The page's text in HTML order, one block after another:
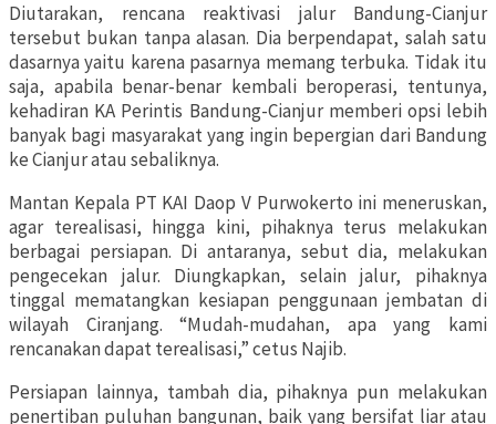
Diutarakan, rencana reaktivasi jalur Bandung-Cianjur
tersebut bukan tanpa alasan. Dia berpendapat, salah satu
dasarnya yaitu karena pasarnya memang terbuka. Tidak itu
saja, apabila benar-benar kembali beroperasi, tentunya,
kehadiran KA Perintis Bandung-Cianjur memberi opsi lebih
banyak bagi masyarakat yang ingin bepergian dari Bandung
ke Cianjur atau sebaliknya.
Mantan Kepala PT KAI Daop V Purwokerto ini meneruskan,
agar terealisasi, hingga kini, pihaknya terus melakukan
berbagai persiapan. Di antaranya, sebut dia, melakukan
pengecekan jalur. Diungkapkan, selain jalur, pihaknya
tinggal mematangkan kesiapan penggunaan jembatan di
wilayah Ciranjang. “Mudah-mudahan, apa yang kami
rencanakan dapat terealisasi,” cetus Najib.
Persiapan lainnya, tambah dia, pihaknya pun melakukan
penertiban puluhan bangunan, baik yang bersifat liar atau